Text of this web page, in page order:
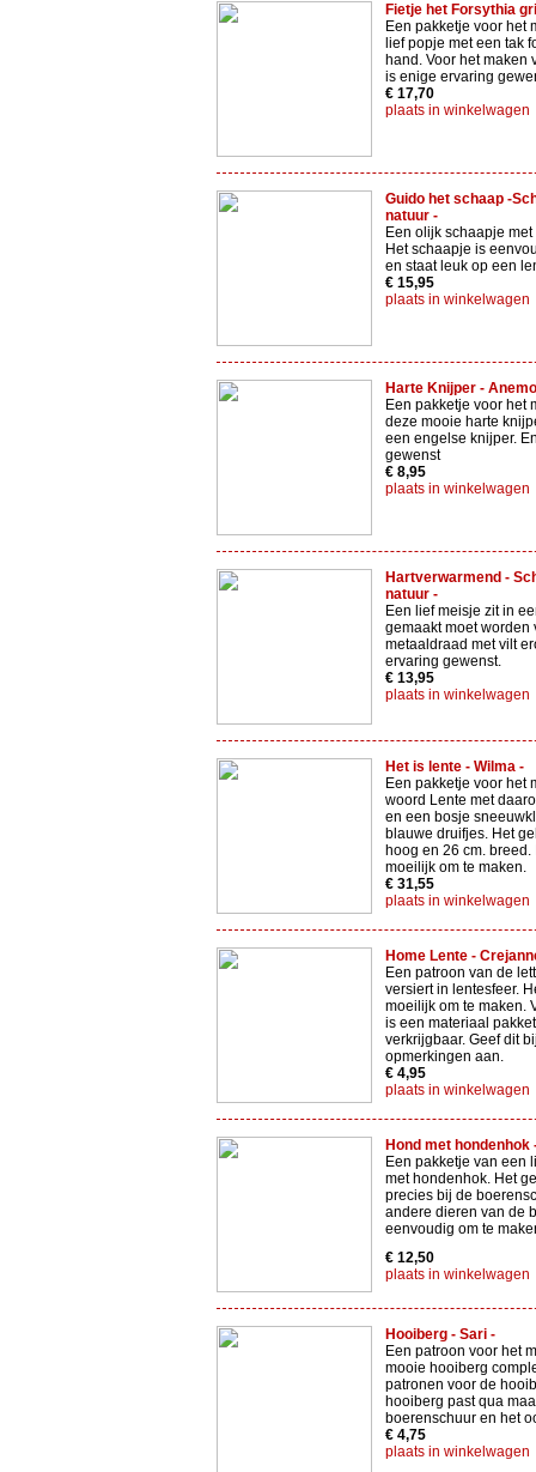
Fietje het Forsythia
Een pakketje voor het
lief popje met een tak
hand. Voor het maken
is enige ervaring
€ 17,70
plaats in winkelwagen
Guido het schaap -
natuur -
Een olijk schaapje
Het schaapje is
en staat leuk op een
€ 15,95
plaats in winkelwagen
Harte Knijper -
Een pakketje voor het
deze mooie harte
een engelse knijper.
gewenst
€ 8,95
plaats in winkelwagen
Hartverwarmend -
natuur -
Een lief meisje zit in
gemaakt moet worden
metaaldraad met vilt
ervaring gewenst.
€ 13,95
plaats in winkelwagen
Het is lente - Wilma -
Een pakketje voor het
woord Lente met
en een bosje
blauwe druifjes. Het
hoog en 26 cm. breed.
moeilijk om te maken.
€ 31,55
plaats in winkelwagen
Home Lente -
Een patroon van de
versiert in lentesfeer.
moeilijk om te maken.
is een materiaal
verkrijgbaar. Geef dit
opmerkingen aan.
€ 4,95
plaats in winkelwagen
Hond met hondenhok
Een pakketje van een
met hondenhok. Het
precies bij de
andere dieren van de
eenvoudig om te
€ 12,50
plaats in winkelwagen
Hooiberg - Sari -
Een patroon voor het
mooie hooiberg
patronen voor de
hooiberg past qua
boerenschuur en het
€ 4,75
plaats in winkelwagen